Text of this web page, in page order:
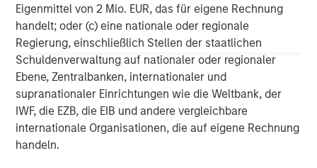
Eigenmittel von 2 Mio. EUR, das für eigene Rechnung
handelt; oder (c) eine nationale oder regionale
Regierung, einschließlich Stellen der staatlichen
Schuldenverwaltung auf nationaler oder regionaler
Ebene, Zentralbanken, internationaler und
supranationaler Einrichtungen wie die Weltbank, der
IWF, die EZB, die EIB und andere vergleichbare
internationale Organisationen, die auf eigene Rechnung
handeln.
Total is comprised of $252 million in commitments to
the Main Fund and $25 million in the Opportunity Fund for
2017.
# # #